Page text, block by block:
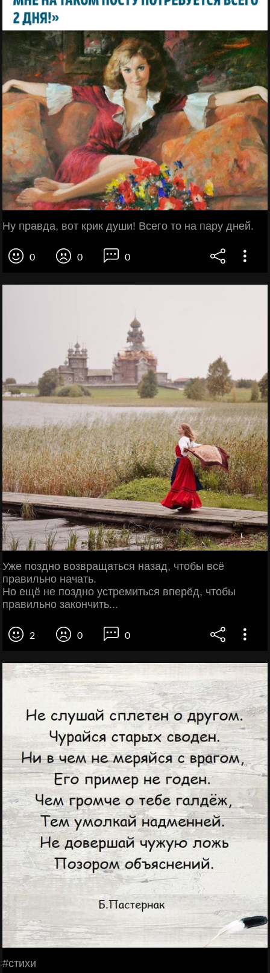
Ну правда, вот крик души! Всего то на пару дней.
0 0 0
Уже поздно возвращаться назад, чтобы всё
правильно начать.
Но ещё не поздно устремиться вперёд, чтобы
правильно закончить...
2 0 0
#стихи